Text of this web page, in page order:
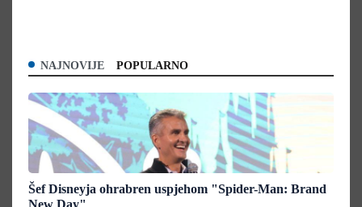
NAJNOVIJE POPULARNO
Šef Disneyja ohrabren uspjehom "Spider-Man: Brand